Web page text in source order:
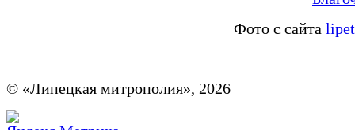
Фото с сайта
© «Липецкая митрополия», 2026